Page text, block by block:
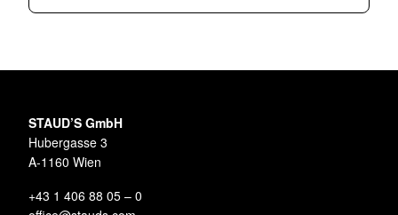
STAUD’S GmbH
Hubergasse 3
A-1160 Wien
+43 1 406 88 05 – 0